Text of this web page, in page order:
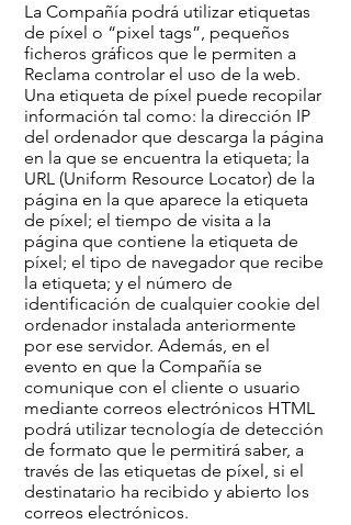
La Compañía podrá utilizar etiquetas
de píxel o “pixel tags”, pequeños
ficheros gráficos que le permiten a
Reclama controlar el uso de la web.
Una etiqueta de píxel puede recopilar
información tal como: la dirección IP
del ordenador que descarga la página
en la que se encuentra la etiqueta; la
URL (Uniform Resource Locator) de la
página en la que aparece la etiqueta
de píxel; el tiempo de visita a la
página que contiene la etiqueta de
píxel; el tipo de navegador que recibe
la etiqueta; y el número de
identificación de cualquier cookie del
ordenador instalada anteriormente
por ese servidor. Además, en el
evento en que la Compañía se
comunique con el cliente o usuario
mediante correos electrónicos HTML
podrá utilizar tecnología de detección
de formato que le permitirá saber, a
través de las etiquetas de píxel, si el
destinatario ha recibido y abierto los
correos electrónicos.